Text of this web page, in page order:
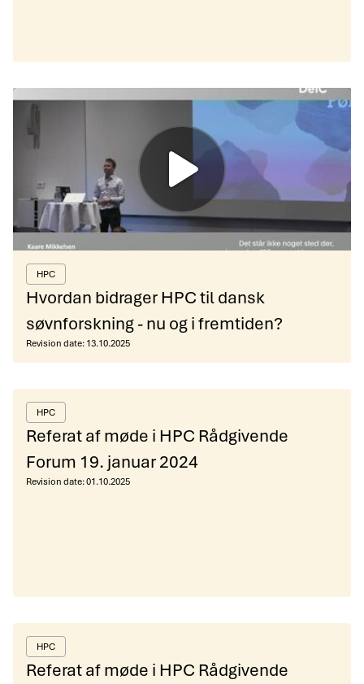
HPC
Hvordan bidrager HPC til dansk
søvnforskning - nu og i fremtiden?
Revision date: 13.10.2025
HPC
Referat af møde i HPC Rådgivende
Forum 19. januar 2024
Revision date:01.10.2025
HPC
Referat af møde i HPC Rådgivende